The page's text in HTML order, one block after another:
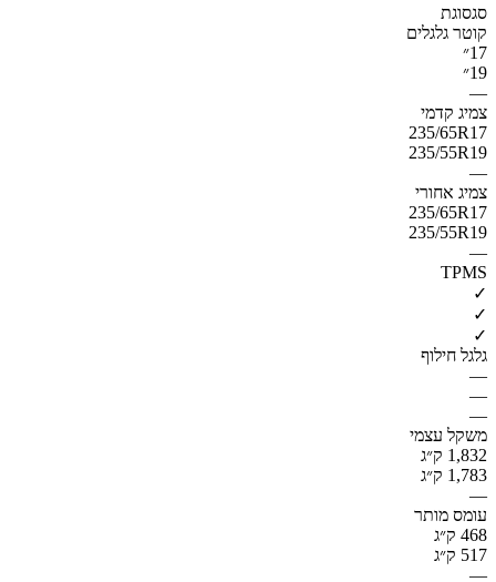
סגסוגת
קוטר גלגלים
17״
19״
—
צמיג קדמי
235/65R17
235/55R19
—
צמיג אחורי
235/65R17
235/55R19
—
TPMS
✓
✓
✓
גלגל חילוף
—
—
—
משקל עצמי
1,832 ק״ג
1,783 ק״ג
—
עומס מותר
468 ק״ג
517 ק״ג
—